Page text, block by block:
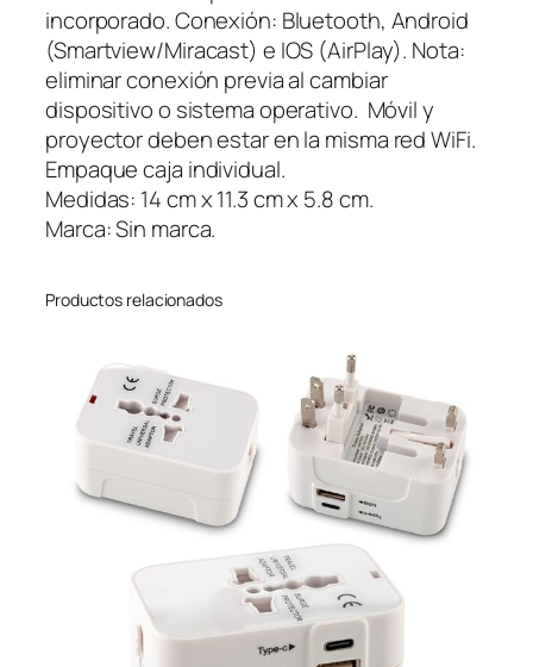
c
a
n
t
i
d
a
d
incorporado. Conexión: Bluetooth, Android
(Smartview/Miracast) e IOS (AirPlay). Nota:
eliminar conexión previa al cambiar
dispositivo o sistema operativo. Móvil y
proyector deben estar en la misma red WiFi.
Empaque caja individual.
Medidas: 14 cm x 11.3 cm x 5.8 cm.
Marca: Sin marca.
Productos relacionados